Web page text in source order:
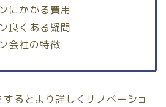
にかかる費用
良くある疑問
会社の特徴
るとより詳しくリノベーショ